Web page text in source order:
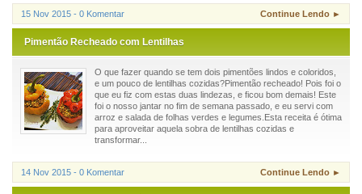
15 Nov 2015 - 0 Komentar Continue Lendo ►
Pimentão Recheado com Lentilhas
O que fazer quando se tem dois pimentões lindos e coloridos,
e um pouco de lentilhas cozidas?Pimentão recheado! Pois foi o
que eu fiz com estas duas lindezas, e ficou bom demais! Este
foi o nosso jantar no fim de semana passado, e eu servi com
arroz e salada de folhas verdes e legumes.Esta receita é ótima
para aproveitar aquela sobra de lentilhas cozidas e
transformar...
14 Nov 2015 - 0 Komentar Continue Lendo ►